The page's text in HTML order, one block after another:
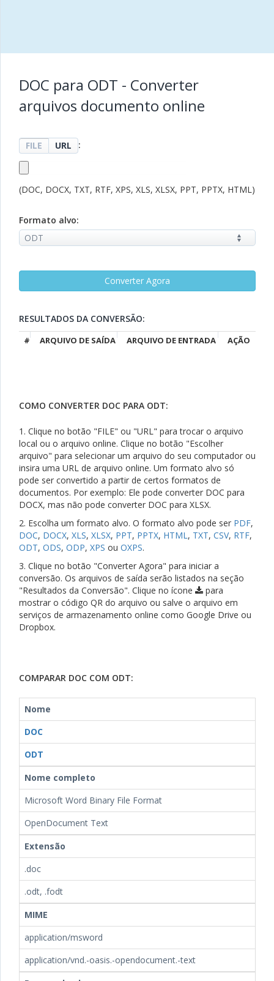
DOC para ODT - Converter
arquivos documento online
FILE URL :
(DOC, DOCX, TXT, RTF, XPS, XLS, XLSX, PPT, PPTX, HTML)
Formato alvo:
RESULTADOS DA CONVERSÃO:
# ARQUIVO DE SAÍDA ARQUIVO DE ENTRADA AÇÃO
COMO CONVERTER DOC PARA ODT:
1. Clique no botão "FILE" ou "URL" para trocar o arquivo
local ou o arquivo online. Clique no botão "Escolher
arquivo" para selecionar um arquivo do seu computador ou
insira uma URL de arquivo online. Um formato alvo só
pode ser convertido a partir de certos formatos de
documentos. Por exemplo: Ele pode converter DOC para
DOCX, mas não pode converter DOC para XLSX.
2. Escolha um formato alvo. O formato alvo pode ser PDF,
DOC, DOCX, XLS, XLSX, PPT, PPTX, HTML, TXT, CSV, RTF,
ODT, ODS, ODP, XPS ou OXPS.
3. Clique no botão "Converter Agora" para iniciar a
conversão. Os arquivos de saída serão listados na seção
"Resultados da Conversão". Clique no ícone
para
mostrar o código QR do arquivo ou salve o arquivo em
serviços de armazenamento online como Google Drive ou
Dropbox.
COMPARAR DOC COM ODT:
Nome
DOC
ODT
Nome completo
Microsoft Word Binary File Format
OpenDocument Text
Extensão
.doc
.odt, .fodt
MIME
application/msword
application/vnd.-oasis.-opendocument.-text